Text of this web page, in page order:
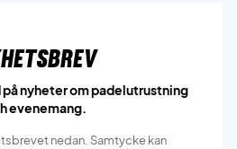
nyheter om padelutrustning
evenemang.
nedan. Samtycke kan